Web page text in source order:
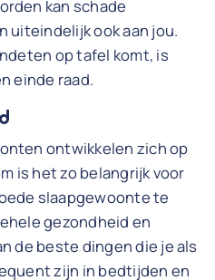
kan schade
uiteindelijk ook aan jou.
op tafel komt, is
einde raad.
ontwikkelen zich op
is het zo belangrijk voor
slaapgewoonte te
gezondheid en
de beste dingen die je als
zijn in bedtijden en